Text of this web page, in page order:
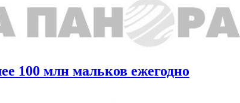
100 млн мальков ежегодно